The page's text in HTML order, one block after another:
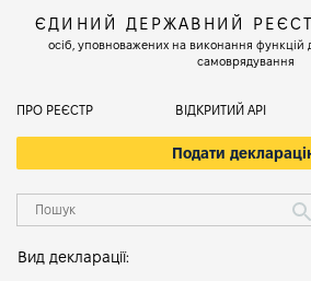
ЄДИНИЙ ДЕРЖАВНИЙ
осіб, уповноважених на виконання функцій
самоврядування
ПРО РЕЄСТР ВІДКРИТИЙ АРІ
Подати
Вид декларації: